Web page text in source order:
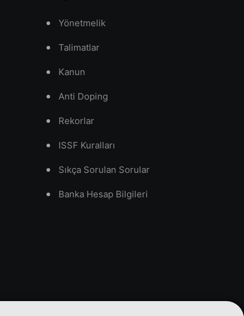
Yönetmelik
Talimatlar
Kanun
Anti Doping
Rekorlar
ISSF Kuralları
Sıkça Sorulan Sorular
Banka Hesap Bilgileri